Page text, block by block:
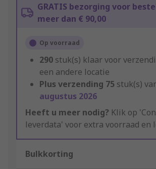
GRATIS bezorging voor
meer dan € 90,00
Op voorraad
290 stuk(s) klaar voor
een andere locatie
Plus verzending 75 stuk(s)
augustus 2026
Heeft u meer nodig? Klik op
leverdata' voor extra voorraad en
Bulkkorting